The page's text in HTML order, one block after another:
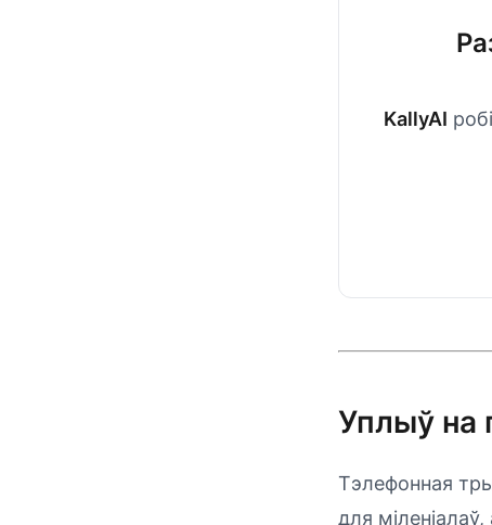
KallyAI
Уплыў на
Тэлефонная
для